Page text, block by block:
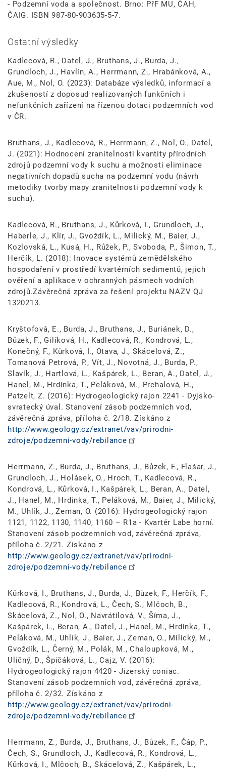
- Podzemní voda a společnost. Brno: PřF MU, ČAH,
ČAIG. ISBN 987-80-903635-5-7.
Ostatní výsledky
Kadlecová, R., Datel, J., Bruthans, J., Burda, J.,
Grundloch, J., Havlín, A., Herrmann, Z., Hrabánková, A.,
Aue, M., Nol, O. (2023): Databáze výsledků, informací a
zkušeností z doposud realizovaných funkčních i
nefunkčních zařízení na řízenou dotaci podzemních vod
v ČR.
Bruthans, J., Kadlecová, R., Herrmann, Z., Nol, O., Datel,
J. (2021): Hodnocení zranitelnosti kvantity přírodních
zdrojů podzemní vody k suchu a možnosti eliminace
negativních dopadů sucha na podzemní vodu (návrh
metodiky tvorby mapy zranitelnosti podzemní vody k
suchu).
Kadlecová, R., Bruthans, J., Kůrková, I., Grundloch, J.,
Haberle, J., Klír, J., Gvoždík, L., Milický, M., Baier, J.,
Kozlovská, L., Kusá, H., Růžek, P., Svoboda, P., Šimon, T.,
Herčík, L. (2018): Inovace systémů zemědělského
hospodaření v prostředí kvartérních sedimentů, jejich
ověření a aplikace v ochranných pásmech vodních
zdrojů.Závěrečná zpráva za řešení projektu NAZV QJ
1320213.
Kryštofová, E., Burda, J., Bruthans, J., Buriánek, D.,
Bůzek, F., Gilíková, H., Kadlecová, R., Kondrová, L.,
Konečný, F., Kůrková, I., Otava, J., Skácelová, Z.,
Tomanová Petrová, P., Vít, J., Novotná, J., Burda, P.,
Slavík, J., Hartlová, L., Kašpárek, L., Beran, A., Datel, J.,
Hanel, M., Hrdinka, T., Peláková, M., Prchalová, H.,
Patzelt, Z. (2016): Hydrogeologický rajon 2241 - Dyjsko-
svratecký úval. Stanovení zásob podzemních vod,
závěrečná zpráva, příloha č. 2/18. Získáno z
http://www.geology.cz/extranet/vav/prirodni-
zdroje/podzemni-vody/rebilance
Herrmann, Z., Burda, J., Bruthans, J., Bůzek, F., Flašar, J.,
Grundloch, J., Holásek, O., Hroch, T., Kadlecová, R.,
Kondrová, L., Kůrková, I., Kašpárek, L., Beran, A., Datel,
J., Hanel, M., Hrdinka, T., Peláková, M., Baier, J., Milický,
M., Uhlík, J., Zeman, O. (2016): Hydrogeologický rajon
1121, 1122, 1130, 1140, 1160 – R1a - Kvartér Labe horní.
Stanovení zásob podzemních vod, závěrečná zpráva,
příloha č. 2/21. Získáno z
http://www.geology.cz/extranet/vav/prirodni-
zdroje/podzemni-vody/rebilance
Kůrková, I., Bruthans, J., Burda, J., Bůzek, F., Herčík, F.,
Kadlecová, R., Kondrová, L., Čech, S., Mlčoch, B.,
Skácelová, Z., Nol, O., Navrátilová, V., Šíma, J.,
Kašpárek, L., Beran, A., Datel, J., Hanel, M., Hrdinka, T.,
Peláková, M., Uhlík, J., Baier, J., Zeman, O., Milický, M.,
Gvoždík, L., Černý, M., Polák, M., Chaloupková, M.,
Uličný, D., Špičáková, L., Cajz, V. (2016):
Hydrogeologický rajon 4420 - Jizerský coniac.
Stanovení zásob podzemních vod, závěrečná zpráva,
příloha č. 2/32. Získáno z
http://www.geology.cz/extranet/vav/prirodni-
zdroje/podzemni-vody/rebilance
Herrmann, Z., Burda, J., Bruthans, J., Bůzek, F., Čáp, P.,
Čech, S., Grundloch, J., Kadlecová, R., Kondrová, L.,
Kůrková, I., Mlčoch, B., Skácelová, Z., Kašpárek, L.,